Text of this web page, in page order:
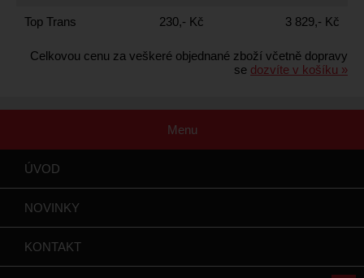
Top Trans 230,- Kč 3 829,- Kč
Celkovou cenu za veškeré objednané zboží včetně dopravy
se dozvíte v košíku »
Menu
ÚVOD
NOVINKY
KONTAKT